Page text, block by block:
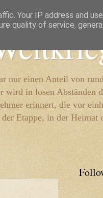
nur einen Anteil von
wird in losen Abständen
erinnert, die vor
Etappe, in der Heimat
Your IP address and
quality of service,